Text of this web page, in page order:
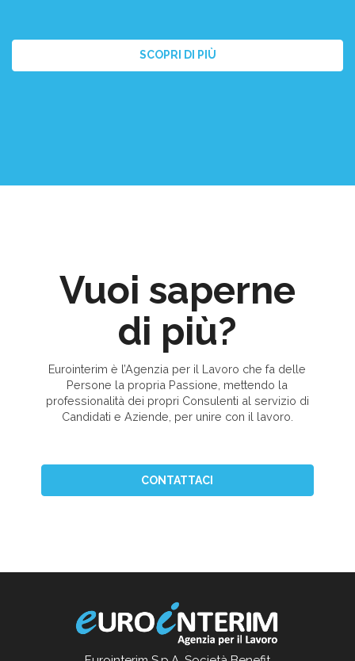
SCOPRI DI PIÙ
Vuoi saperne
di più?
Eurointerim è l’Agenzia per il Lavoro che fa delle
Persone la propria Passione, mettendo la
professionalità dei propri Consulenti al servizio di
Candidati e Aziende, per unire con il lavoro.
CONTATTACI